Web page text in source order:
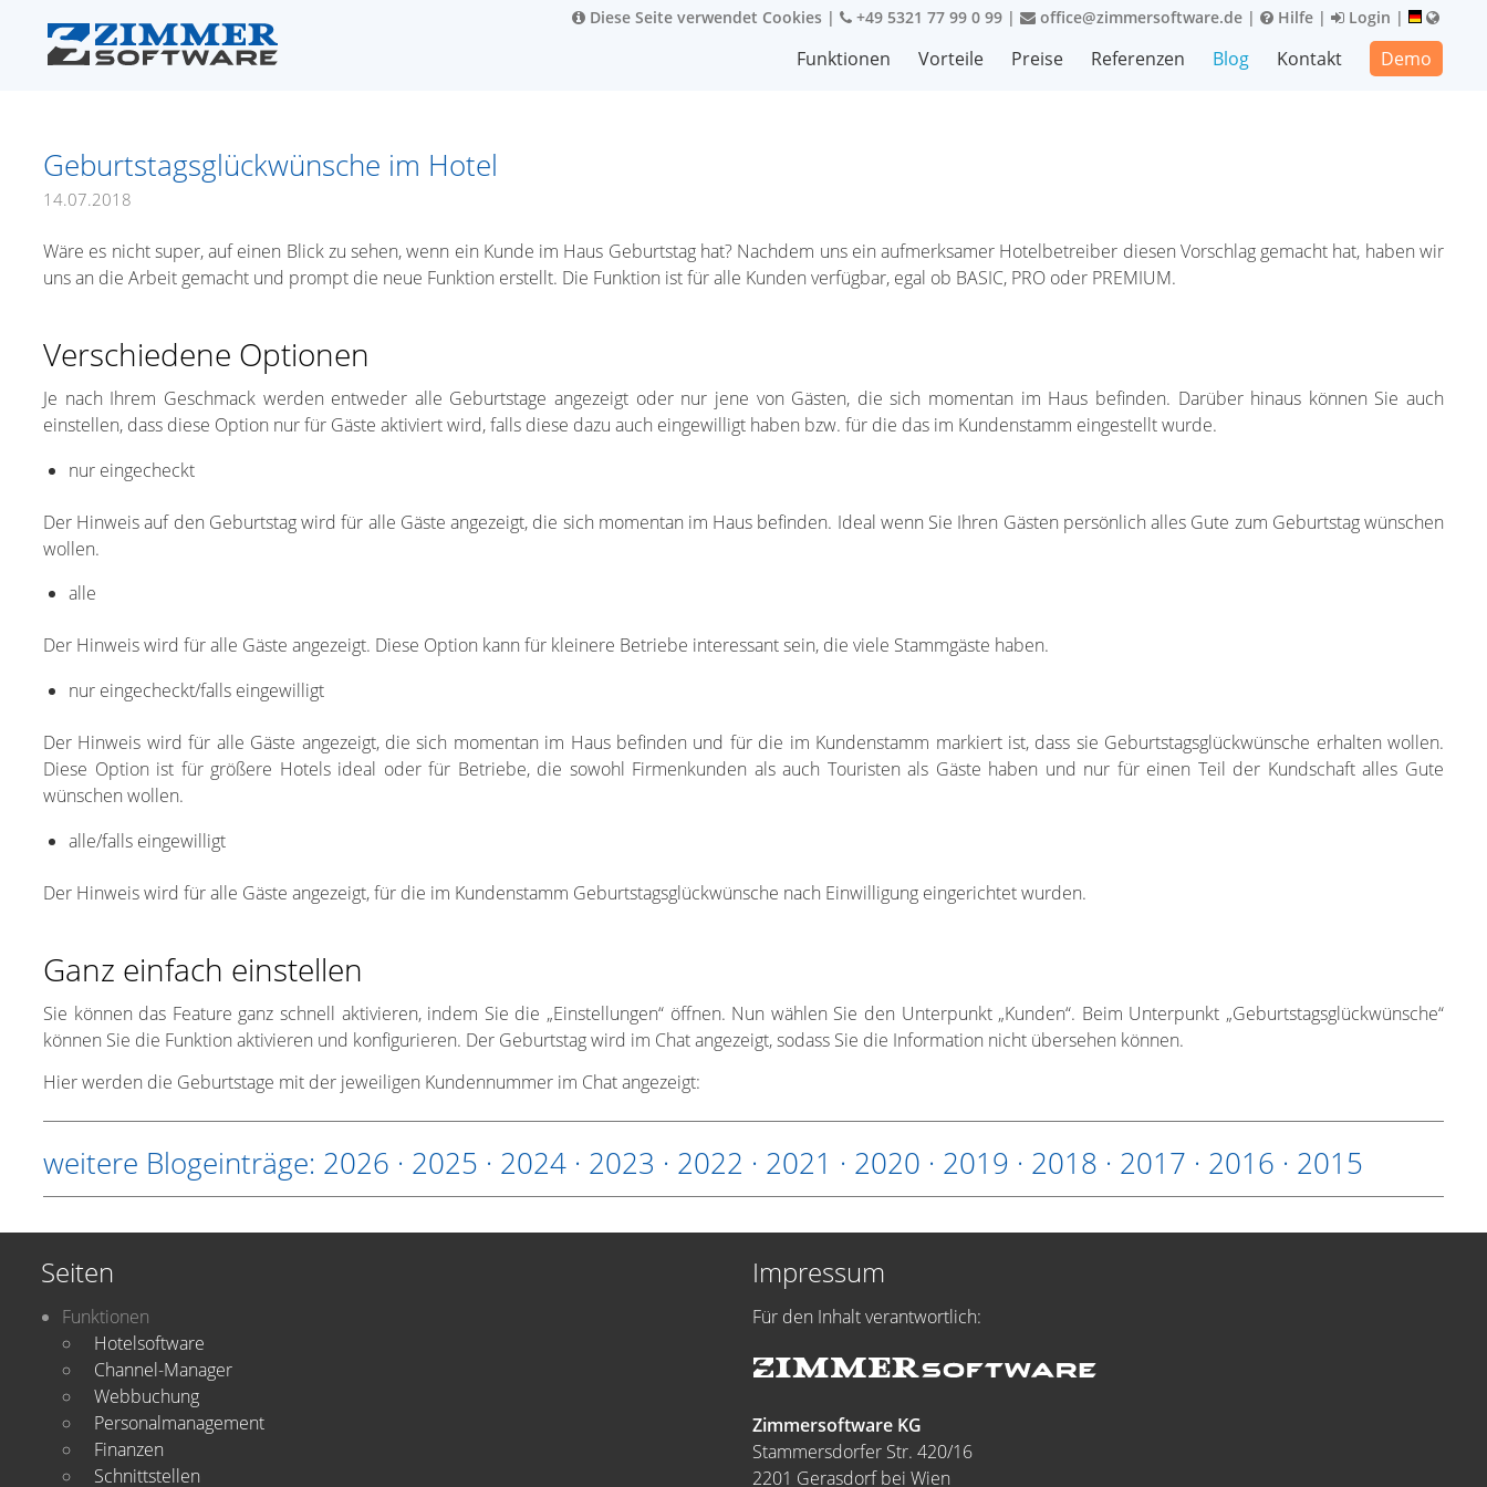
Diese Seite verwendet Cookies | +49 5321 77 99 0 99 | office@zimmersoftware.de | Hilfe | Login |
Funktionen Vorteile Preise Referenzen Blog Kontakt Demo
Geburtstagsglückwünsche im Hotel
14.07.2018
Wäre es nicht super, auf einen Blick zu sehen, wenn ein Kunde im Haus Geburtstag hat? Nachdem uns ein aufmerksamer Hotelbetreiber diesen Vorschlag gemacht hat, haben wir
uns an die Arbeit gemacht und prompt die neue Funktion erstellt. Die Funktion ist für alle Kunden verfügbar, egal ob BASIC, PRO oder PREMIUM.
Verschiedene Optionen
Je nach Ihrem Geschmack werden entweder alle Geburtstage angezeigt oder nur jene von Gästen, die sich momentan im Haus befinden. Darüber hinaus können Sie auch
einstellen, dass diese Option nur für Gäste aktiviert wird, falls diese dazu auch eingewilligt haben bzw. für die das im Kundenstamm eingestellt wurde.
nur eingecheckt
Der Hinweis auf den Geburtstag wird für alle Gäste angezeigt, die sich momentan im Haus befinden. Ideal wenn Sie Ihren Gästen persönlich alles Gute zum Geburtstag wünschen
wollen.
alle
Der Hinweis wird für alle Gäste angezeigt. Diese Option kann für kleinere Betriebe interessant sein, die viele Stammgäste haben.
nur eingecheckt/falls eingewilligt
Der Hinweis wird für alle Gäste angezeigt, die sich momentan im Haus befinden und für die im Kundenstamm markiert ist, dass sie Geburtstagsglückwünsche erhalten wollen.
Diese Option ist für größere Hotels ideal oder für Betriebe, die sowohl Firmenkunden als auch Touristen als Gäste haben und nur für einen Teil der Kundschaft alles Gute
wünschen wollen.
alle/falls eingewilligt
Der Hinweis wird für alle Gäste angezeigt, für die im Kundenstamm Geburtstagsglückwünsche nach Einwilligung eingerichtet wurden.
Ganz einfach einstellen
Sie können das Feature ganz schnell aktivieren, indem Sie die „Einstellungen“ öffnen. Nun wählen Sie den Unterpunkt „Kunden“. Beim Unterpunkt „Geburtstagsglückwünsche“
können Sie die Funktion aktivieren und konfigurieren. Der Geburtstag wird im Chat angezeigt, sodass Sie die Information nicht übersehen können.
Hier werden die Geburtstage mit der jeweiligen Kundennummer im Chat angezeigt:
weitere Blogeinträge: 2026 · 2025 · 2024 · 2023 · 2022 · 2021 · 2020 · 2019 · 2018 · 2017 · 2016 · 2015
Seiten
Funktionen
Hotelsoftware
Channel-Manager
Webbuchung
Personalmanagement
Finanzen
Schnittstellen
Impressum
Für den Inhalt verantwortlich:
Zimmersoftware KG
Stammersdorfer Str. 420/16
2201 Gerasdorf bei Wien